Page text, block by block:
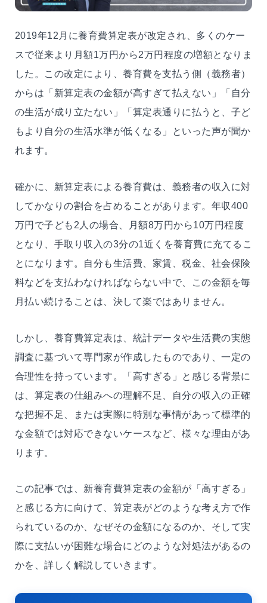
2019年12月に養育費算定表が改定され、多くのケー
スで従来より月額1万円から2万円程度の増額となりま
した。この改定により、養育費を支払う側（義務者）
からは「新算定表の金額が高すぎて払えない」「自分
の生活が成り立たない」「算定表通りに払うと、子ど
もより自分の生活水準が低くなる」といった声が聞か
れます。
確かに、新算定表による養育費は、義務者の収入に対
してかなりの割合を占めることがあります。年収400
万円で子ども2人の場合、月額8万円から10万円程度
となり、手取り収入の3分の1近くを養育費に充てるこ
とになります。自分も生活費、家賃、税金、社会保険
料などを支払わなければならない中で、この金額を毎
月払い続けることは、決して楽ではありません。
しかし、養育費算定表は、統計データや生活費の実態
調査に基づいて専門家が作成したものであり、一定の
合理性を持っています。「高すぎる」と感じる背景に
は、算定表の仕組みへの理解不足、自分の収入の正確
な把握不足、または実際に特別な事情があって標準的
な金額では対応できないケースなど、様々な理由があ
ります。
この記事では、新養育費算定表の金額が「高すぎる」
と感じる方に向けて、算定表がどのような考え方で作
られているのか、なぜその金額になるのか、そして実
際に支払いが困難な場合にどのような対処法があるの
かを、詳しく解説していきます。